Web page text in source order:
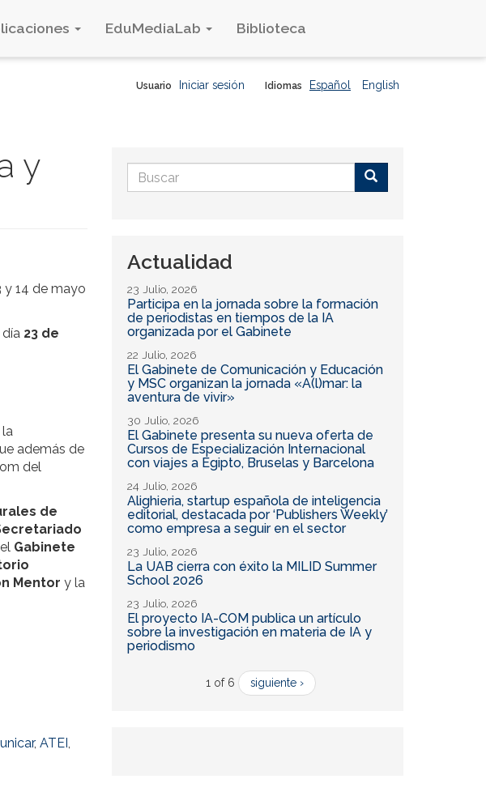
EduMediaLab Biblioteca
Idiomas Español English
Usuario Iniciar sesión
y
y 14 de mayo
23 de
la
además de
del
de
Gabinete
Mentor y la
, ATEI,
Formulario
de
Actualidad
23 Julio, 2026
Participa en la jornada sobre la formación
de periodistas en tiempos de la IA
organizada por el Gabinete
22 Julio, 2026
El Gabinete de Comunicación y Educación
y MSC organizan la jornada «A(l)mar: la
aventura de vivir»
30 Julio, 2026
El Gabinete presenta su nueva oferta de
Cursos de Especialización Internacional
con viajes a Egipto, Bruselas y Barcelona
24 Julio, 2026
Alighieria, startup española de inteligencia
editorial, destacada por ‘Publishers Weekly’
como empresa a seguir en el sector
23 Julio, 2026
La UAB cierra con éxito la MILID Summer
School 2026
23 Julio, 2026
El proyecto IA-COM publica un artículo
sobre la investigación en materia de IA y
periodismo
1 of 6 siguiente ›